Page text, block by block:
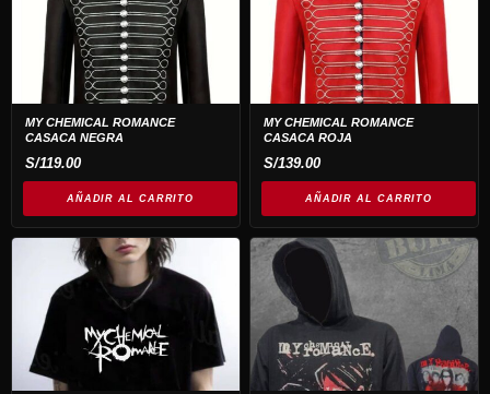
producto
MY CHEMICAL ROMANCE
CASACA NEGRA
S/119.00
AÑADIR AL CARRITO
MY CHEMICAL ROMANCE
CASACA ROJA
S/139.00
AÑADIR AL CARRITO
producto
tiene
múltiples
variantes.
Las